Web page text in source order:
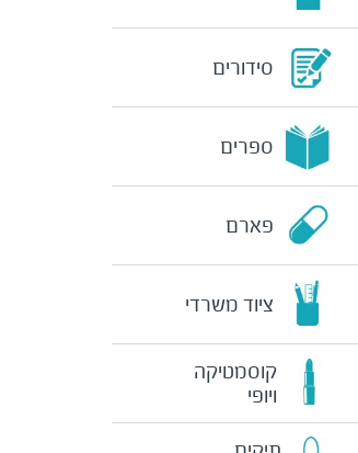
סידורים
ספרים
פארם
ציוד משרדי
קוסמטיקה
ויופי